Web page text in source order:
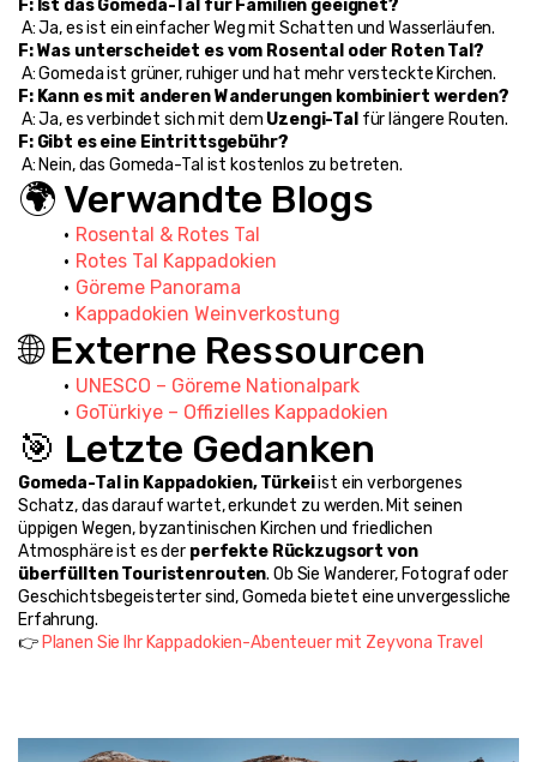
F: Ist das Gomeda-Tal für Familien geeignet?
A: Ja, es ist ein einfacher Weg mit Schatten und Wasserläufen.
F: Was unterscheidet es vom Rosental oder Roten Tal?
A: Gomeda ist grüner, ruhiger und hat mehr versteckte Kirchen.
F: Kann es mit anderen Wanderungen kombiniert werden?
A: Ja, es verbindet sich mit dem Uzengi-Tal für längere Routen.
F: Gibt es eine Eintrittsgebühr?
A: Nein, das Gomeda-Tal ist kostenlos zu betreten.
🌍 Verwandte Blogs
Rosental & Rotes Tal
Rotes Tal Kappadokien
Göreme Panorama
Kappadokien Weinverkostung
🌐 Externe Ressourcen
UNESCO – Göreme Nationalpark
GoTürkiye – Offizielles Kappadokien
🎯 Letzte Gedanken
Gomeda-Tal in Kappadokien, Türkei ist ein verborgenes
Schatz, das darauf wartet, erkundet zu werden. Mit seinen
üppigen Wegen, byzantinischen Kirchen und friedlichen
Atmosphäre ist es der perfekte Rückzugsort von
überfüllten Touristenrouten. Ob Sie Wanderer, Fotograf oder
Geschichtsbegeisterter sind, Gomeda bietet eine unvergessliche
Erfahrung.
👉 Planen Sie Ihr Kappadokien-Abenteuer mit Zeyvona Travel